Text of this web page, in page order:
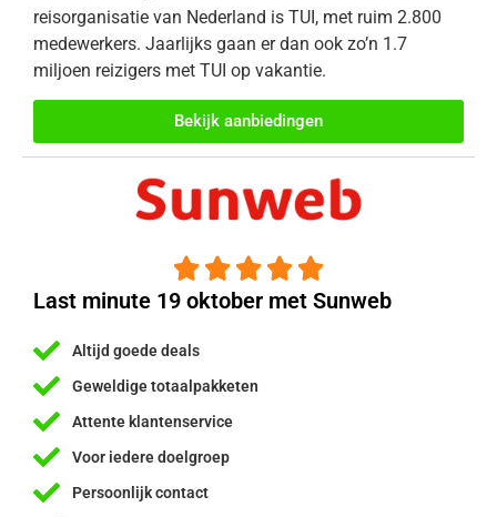
reisorganisatie van Nederland is TUI, met ruim 2.800
medewerkers. Jaarlijks gaan er dan ook zo’n 1.7
miljoen reizigers met TUI op vakantie.
Bekijk aanbiedingen
    
Last minute 19 oktober met Sunweb
Altijd goede deals
Geweldige totaalpakketen
Attente klantenservice
Voor iedere doelgroep
Persoonlijk contact